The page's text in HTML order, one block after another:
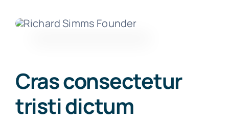
Cras consectetur
tristi dictum